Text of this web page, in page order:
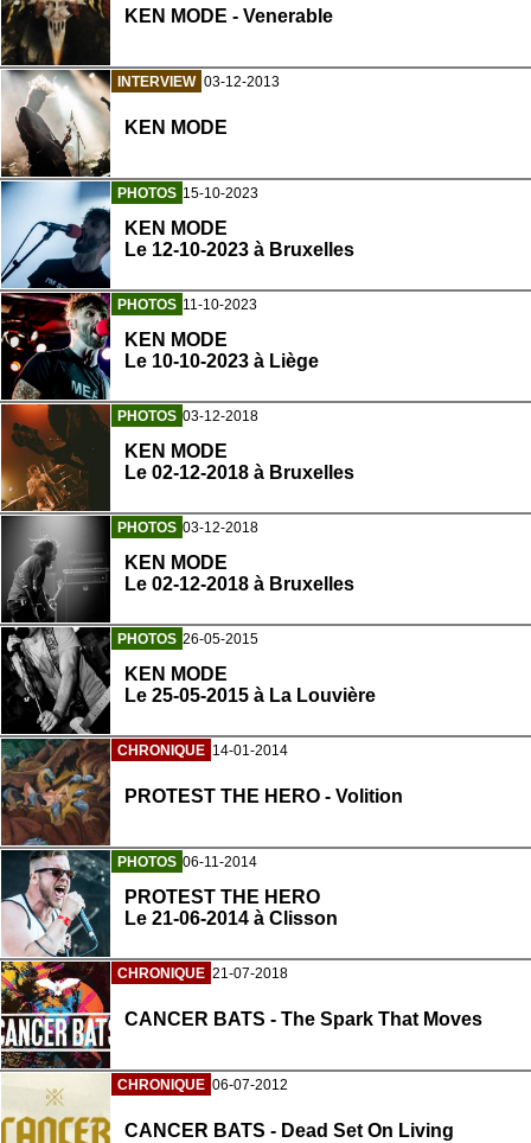
KEN MODE - Venerable
INTERVIEW 03-12-2013
KEN MODE
PHOTOS 15-10-2023
KEN MODE
Le 12-10-2023 à Bruxelles
PHOTOS 11-10-2023
KEN MODE
Le 10-10-2023 à Liège
PHOTOS 03-12-2018
KEN MODE
Le 02-12-2018 à Bruxelles
PHOTOS 03-12-2018
KEN MODE
Le 02-12-2018 à Bruxelles
PHOTOS 26-05-2015
KEN MODE
Le 25-05-2015 à La Louvière
CHRONIQUE 14-01-2014
PROTEST THE HERO - Volition
PHOTOS 06-11-2014
PROTEST THE HERO
Le 21-06-2014 à Clisson
CHRONIQUE 21-07-2018
CANCER BATS - The Spark That Moves
CHRONIQUE 06-07-2012
CANCER BATS - Dead Set On Living